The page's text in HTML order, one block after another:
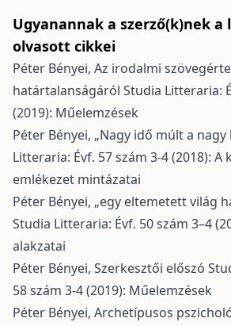
Ugyanannak a szerző(k)nek a
olvasott cikkei
Péter Bényei, Az irodalmi
határtalanságáról Studia Litteraria:
(2019): Műelemzések
Péter Bényei, „Nagy idő múlt a nagy
Litteraria: Évf. 57 szám 3-4 (2018): A
emlékezet mintázatai
Péter Bényei, „egy eltemetett világ
Studia Litteraria: Évf. 50 szám 3–4
alakzatai
Péter Bényei, Szerkesztői előszó
58 szám 3-4 (2019): Műelemzések
Péter Bényei, Archetípusos